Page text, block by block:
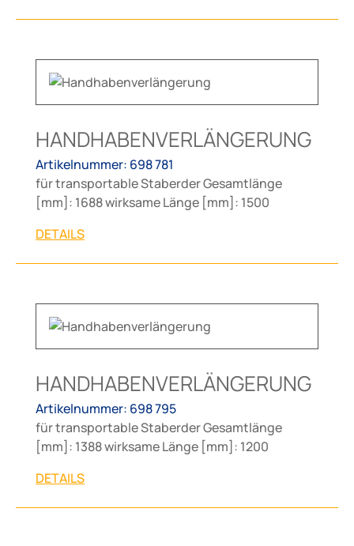
HANDHABENVERLÄNGERUNG
Artikelnummer: 698 781
für transportable Staberder Gesamtlänge
[mm]: 1688 wirksame Länge [mm]: 1500
DETAILS
HANDHABENVERLÄNGERUNG
Artikelnummer: 698 795
für transportable Staberder Gesamtlänge
[mm]: 1388 wirksame Länge [mm]: 1200
DETAILS